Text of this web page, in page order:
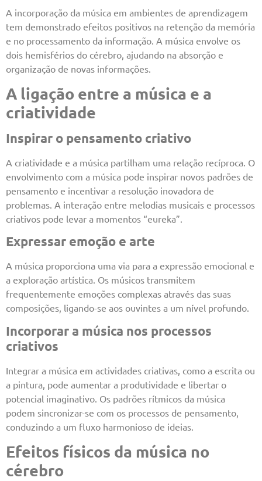
A incorporação da música em ambientes de aprendizagem
tem demonstrado efeitos positivos na retenção da memória
e no processamento da informação. A música envolve os
dois hemisférios do cérebro, ajudando na absorção e
organização de novas informações.
A ligação entre a música e a
criatividade
Inspirar o pensamento criativo
A criatividade e a música partilham uma relação recíproca. O
envolvimento com a música pode inspirar novos padrões de
pensamento e incentivar a resolução inovadora de
problemas. A interação entre melodias musicais e processos
criativos pode levar a momentos “eureka”.
Expressar emoção e arte
A música proporciona uma via para a expressão emocional e
a exploração artística. Os músicos transmitem
frequentemente emoções complexas através das suas
composições, ligando-se aos ouvintes a um nível profundo.
Incorporar a música nos processos
criativos
Integrar a música em actividades criativas, como a escrita ou
a pintura, pode aumentar a produtividade e libertar o
potencial imaginativo. Os padrões rítmicos da música
podem sincronizar-se com os processos de pensamento,
conduzindo a um fluxo harmonioso de ideias.
Efeitos físicos da música no
cérebro